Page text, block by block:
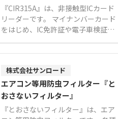
『CIR315A』は、非接触型ICカード
リーダーです。 マイナンバーカード
をはじめ、IC免許証や電子車検証な
どさまざまなカードに対応します。
介護情報基盤プロジェクト助成金対
認証処理をサポートします。 USBバ
スパワー給電に対応し、Windows
やmacOS、Androidなど幅広いOS
で使用可能です。 メーカーによる技
術サポート体制も整備されており、
株式会社サンロード
エアコン等用防虫フィルター『と
おさないフィルター』
『とおさないフィルター』は、エア